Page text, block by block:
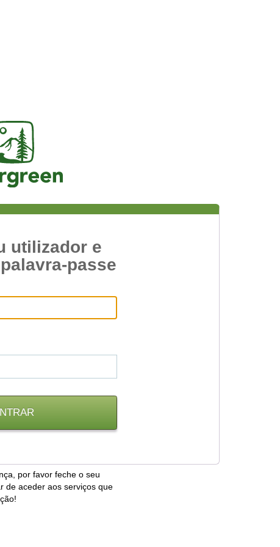
utilizador e
passe
por favor feche o seu
de aceder aos serviços que